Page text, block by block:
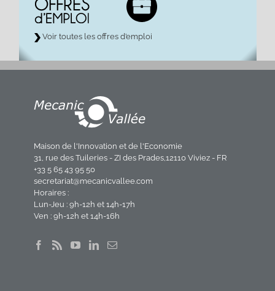
Voir toutes les offres d’emploi
Maison de l'Innovation et de l'Economie
31, rue des Tuileries - ZI des Prades,12110 Viviez - FR
+33 5 65 43 95 50
secretariat@mecanicvallee.com
Horaires :
Lun-Jeu : 9h-12h et 14h-17h
Ven : 9h-12h et 14h-16h